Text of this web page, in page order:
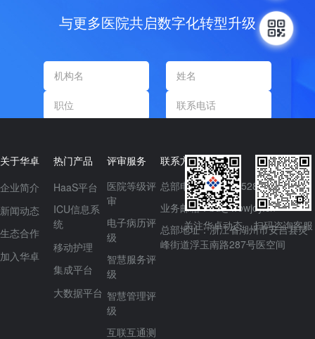
与更多医院共启数字化转型升级
关于华卓
企业简介
新闻动态
生态合作
加入华卓
热门产品
HaaS平台
ICU信息系
统
移动护理
集成平台
大数据平台
评审服务
医院等级评
审
电子病历评
级
智慧服务评
级
智慧管理评
级
互联互通测
联系方式
总部电话：0571-85287671
业务邮箱：bd@wowjoy.cn
总部地址：浙江省湖州市安吉县灵
峰街道浮玉南路287号医空间
关注华卓动态 扫码咨询客服